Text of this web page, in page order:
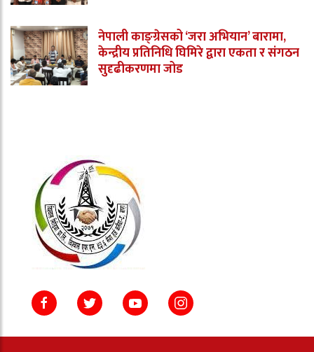
नेपाली काङ्ग्रेसको ‘जरा अभियान’ बारामा,
केन्द्रीय प्रतिनिधि घिमिरे द्वारा एकता र संगठन
सुदृढीकरणमा जोड